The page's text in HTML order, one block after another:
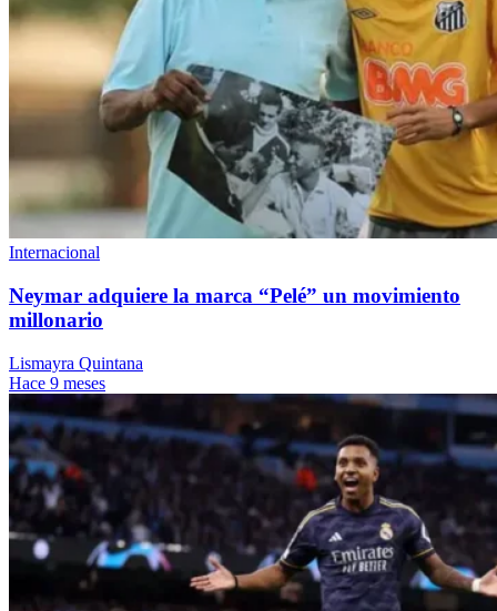
Internacional
Neymar adquiere la marca “Pelé” un movimiento
millonario
Lismayra Quintana
Hace 9 meses